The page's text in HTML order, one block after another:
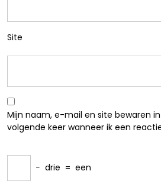
Site
Mijn naam, e-mail en site bewaren
volgende keer wanneer ik een
− drie = een